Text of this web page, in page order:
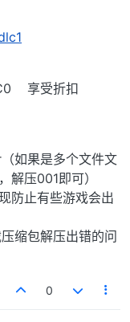
享受折扣
如果是多个文件文
解压001即可）
防止有些游戏会出
缩包解压出错的问
0